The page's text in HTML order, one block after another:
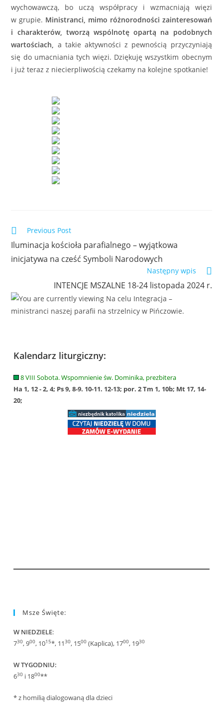
wychowawczą, bo uczą współpracy i wzmacniają więzi
w grupie. Ministranci, mimo różnorodności zainteresowań
i charakterów, tworzą wspólnotę opartą na podobnych
wartościach, a takie aktywności z pewnością przyczyniają
się do umacniania tych więzi. Dziękuję wszystkim obecnym
i już teraz z niecierpliwością czekamy na kolejne spotkanie!
Previous Post
Iluminacja kościoła parafialnego – wyjątkowa
inicjatywa na cześć Symboli Narodowych
Następny wpis
INTENCJE MSZALNE 18-24 listopada 2024 r.
Kalendarz liturgiczny:
8 VIII Sobota. Wspomnienie św. Dominika, prezbitera
Ha 1, 12 - 2, 4; Ps 9, 8-9. 10-11. 12-13; por. 2 Tm 1, 10b; Mt 17, 14-
20;
Msze Święte:
W NIEDZIELE:
730, 900, 1015*, 1130, 1500 (Kaplica), 1700, 1930
W TYGODNIU:
630 i 1800**
* z homilią dialogowaną dla dzieci